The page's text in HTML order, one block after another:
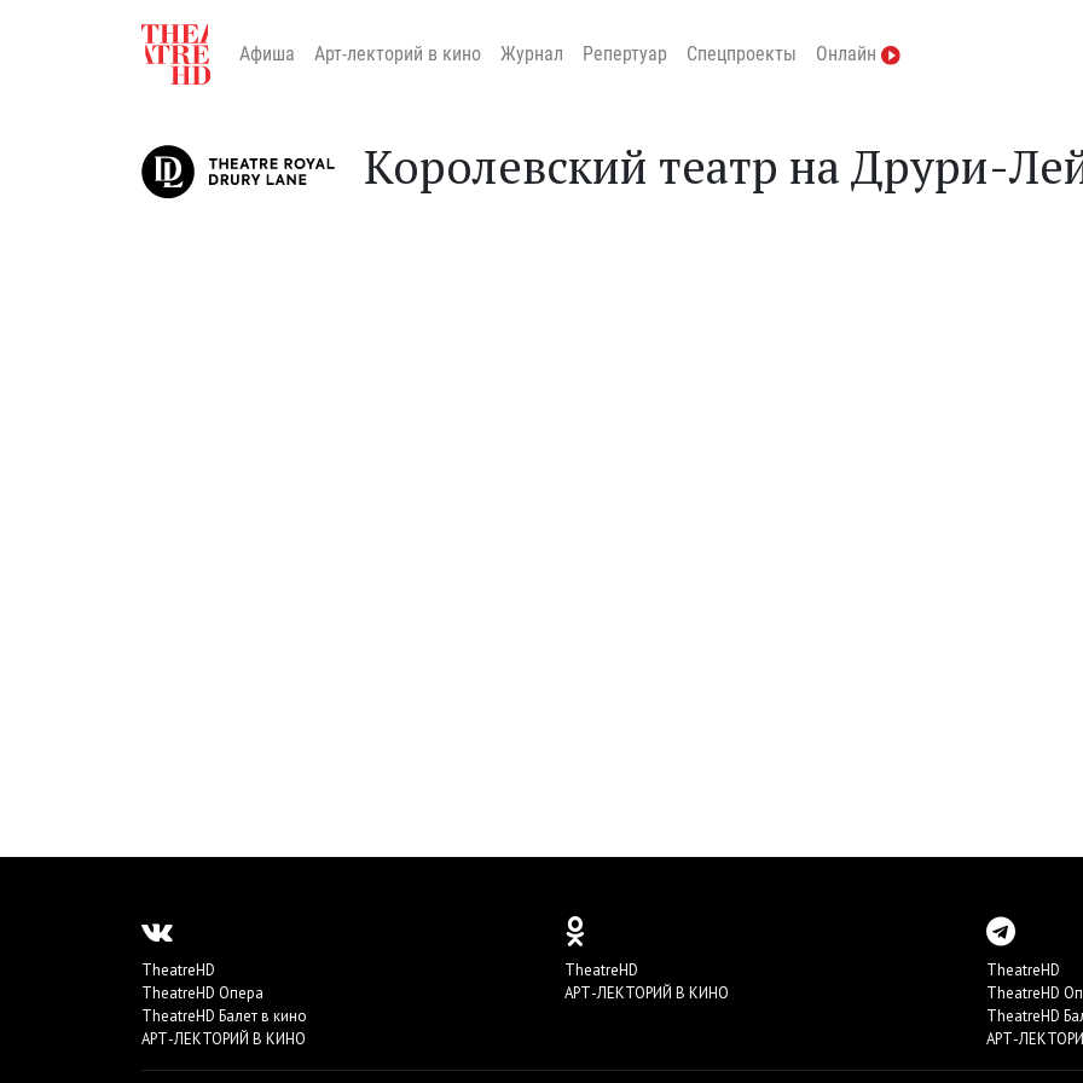
Афиша Арт-лекторий в кино Журнал Репертуар Спецпроекты Онлайн
Королевский театр на Друри-
TheatreHD
TheatreHD Опера
TheatreHD Балет в кино
АРТ-ЛЕКТОРИЙ В КИНО
TheatreHD
АРТ-ЛЕКТОРИЙ В КИНО
TheatreHD
TheatreHD
TheatreHD
АРТ-